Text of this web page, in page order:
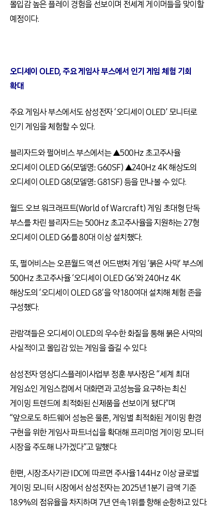
몰입감 높은 플레이 경험을 선보이며 전세계 게이머들을 맞이할
예정이다.
오디세이 OLED, 주요 게임사 부스에서 인기 게임 체험 기회
확대
주요 게임사 부스에서도 삼성전자 ‘오디세이 OLED’ 모니터로
인기 게임을 체험할 수 있다.
블리자드와 펄어비스 부스에서는 ▲500Hz 초고주사율
오디세이 OLED G6(모델명: G60SF) ▲240Hz 4K 해상도의
오디세이 OLED G8(모델명: G81SF) 등을 만나볼 수 있다.
월드 오브 워크래프트(World of Warcraft) 게임 초대형 단독
부스를 차린 블리자드는 500Hz 초고주사율을 지원하는 27형
오디세이 OLED G6를 80대 이상 설치했다.
또, 펄어비스는 오픈월드 액션 어드밴처 게임 ‘붉은 사막’ 부스에
500Hz 초고주사율 ‘오디세이 OLED G6’와 240Hz 4K
해상도의 ‘오디세이 OLED G8’을 약 180여대 설치해 체험 존을
구성했다.
관람객들은 오디세이 OLED의 우수한 화질을 통해 붉은 사막의
사실적이고 몰입감 있는 게임을 즐길 수 있다.
삼성전자 영상디스플레이사업부 정훈 부사장은 “세계 최대
게임쇼인 게임스컴에서 대화면과 고성능을 요구하는 최신
게이밍 트렌드에 최적화된 신제품을 선보이게 됐다”며
“앞으로도 하드웨어 성능은 물론, 게임별 최적화된 게이밍 환경
구현을 위한 게임사 파트너십을 확대해 프리미엄 게이밍 모니터
시장을 주도해 나가겠다”고 말했다.
한편, 시장조사기관 IDC에 따르면 주사율 144Hz 이상 글로벌
게이밍 모니터 시장에서 삼성전자는 2025년 1분기 금액 기준
18.9%의 점유율을 차지하며 7년 연속 1위를 향해 순항하고 있다.